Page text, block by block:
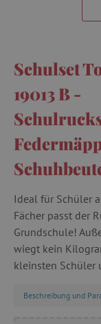
Schulset
19013 B -
Ideal für Schüler
Fächer passt der
Grundschule!
wiegt kein
kleinsten Schüler
Beschreibung und